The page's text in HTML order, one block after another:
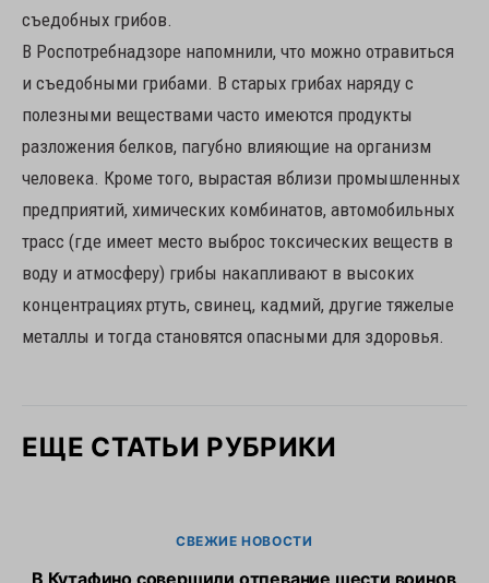
съедобных грибов.
В Роспотребнадзоре напомнили, что можно отравиться
и съедобными грибами. В старых грибах наряду с
полезными веществами часто имеются продукты
разложения белков, пагубно влияющие на организм
человека. Кроме того, вырастая вблизи промышленных
предприятий, химических комбинатов, автомобильных
трасс (где имеет место выброс токсических веществ в
воду и атмосферу) грибы накапливают в высоких
концентрациях ртуть, свинец, кадмий, другие тяжелые
металлы и тогда становятся опасными для здоровья.
ЕЩЕ СТАТЬИ РУБРИКИ
СВЕЖИЕ НОВОСТИ
В Кутафино совершили отпевание шести воинов,